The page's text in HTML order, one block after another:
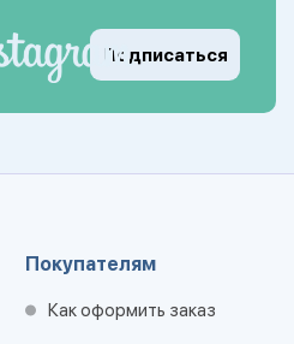
Подписаться
Покупателям
Как оформить заказ